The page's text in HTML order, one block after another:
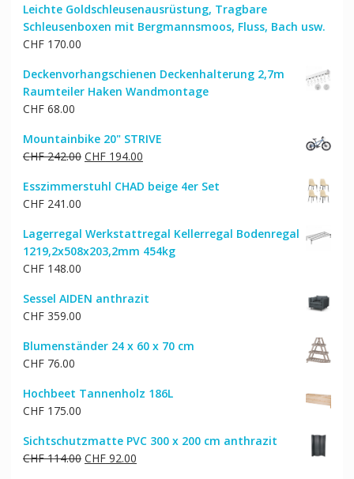
Leichte Goldschleusenausrüstung, Tragbare
Schleusenboxen mit Bergmannsmoos, Fluss, Bach usw.
CHF170.00
Deckenvorhangschienen Deckenhalterung 2,7m
Raumteiler Haken Wandmontage
CHF68.00
Mountainbike 20" STRIVE
CHF242.00 Ursprünglicher
war:
CHF194.00Aktueller
ist:
Esszimmerstuhl CHAD beige 4er Set
CHF241.00
Lagerregal Werkstattregal Kellerregal Bodenregal
1219,2x508x203,2mm 454kg
CHF148.00
Sessel AIDEN anthrazit
CHF359.00
Blumenständer 24 x 60 x 70 cm
CHF76.00
Hochbeet Tannenholz 186L
CHF175.00
Sichtschutzmatte PVC 300 x 200 cm anthrazit
CHF114.00 Ursprünglicher
CHF92.00Aktueller